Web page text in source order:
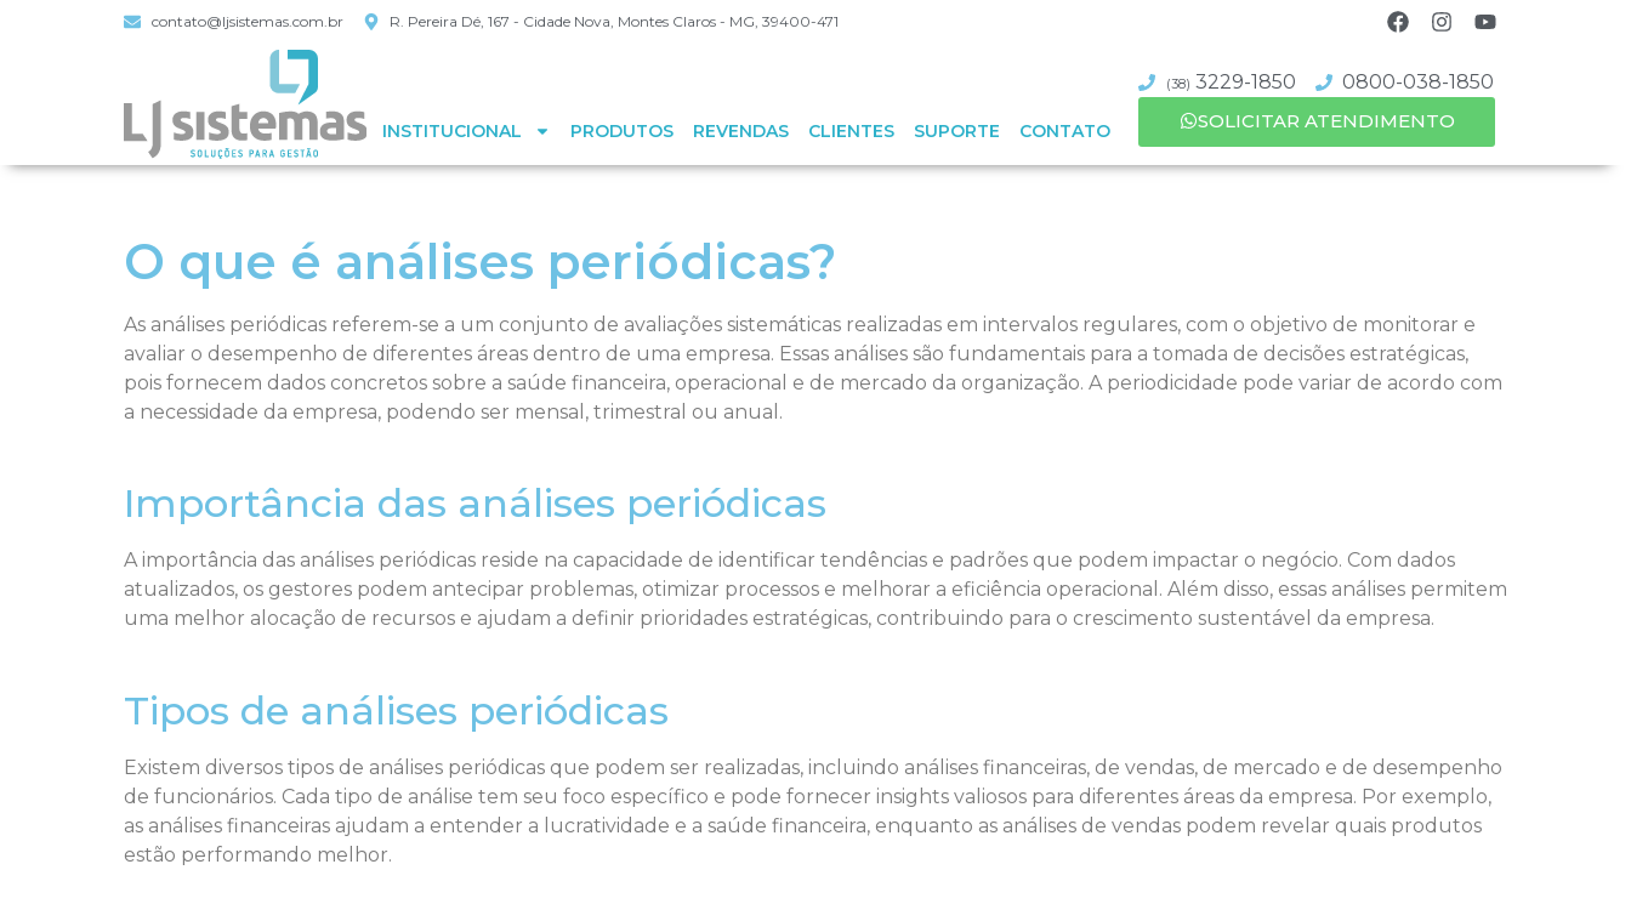
contato@ljsistemas.com.br R. Pereira Dé, 167 - Cidade Nova, Montes Claros - MG, 39400-471
INSTITUCIONAL PRODUTOS REVENDAS CLIENTES SUPORTE CONTATO
(38) 3229-1850
0800-038-1850
SOLICITAR ATENDIMENTO
O que é análises periódicas?
As análises periódicas referem-se a um conjunto de avaliações sistemáticas realizadas em intervalos regulares, com o objetivo de monitorar e
avaliar o desempenho de diferentes áreas dentro de uma empresa. Essas análises são fundamentais para a tomada de decisões estratégicas,
pois fornecem dados concretos sobre a saúde financeira, operacional e de mercado da organização. A periodicidade pode variar de acordo com
a necessidade da empresa, podendo ser mensal, trimestral ou anual.
Importância das análises periódicas
A importância das análises periódicas reside na capacidade de identificar tendências e padrões que podem impactar o negócio. Com dados
atualizados, os gestores podem antecipar problemas, otimizar processos e melhorar a eficiência operacional. Além disso, essas análises permitem
uma melhor alocação de recursos e ajudam a definir prioridades estratégicas, contribuindo para o crescimento sustentável da empresa.
Tipos de análises periódicas
Existem diversos tipos de análises periódicas que podem ser realizadas, incluindo análises financeiras, de vendas, de mercado e de desempenho
de funcionários. Cada tipo de análise tem seu foco específico e pode fornecer insights valiosos para diferentes áreas da empresa. Por exemplo,
as análises financeiras ajudam a entender a lucratividade e a saúde financeira, enquanto as análises de vendas podem revelar quais produtos
estão performando melhor.